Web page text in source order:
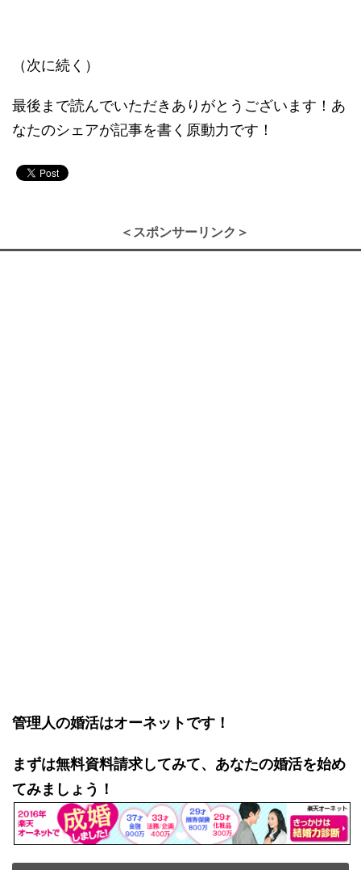
（次に続く）
最後まで読んでいただきありがとうございます！あ
なたのシェアが記事を書く原動力です！
＜スポンサーリンク＞
管理人の婚活はオーネットです！
まずは無料資料請求してみて、あなたの婚活を始め
てみましょう！